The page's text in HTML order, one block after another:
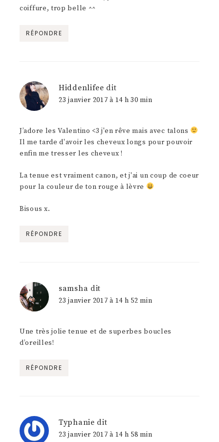
coiffure, trop belle ^^
RÉPONDRE
Hiddenlifee dit
23 janvier 2017 à 14 h 30 min
J’adore les Valentino <3 j'en rêve mais avec talons
Il me tarde d'avoir les cheveux longs pour pouvoir
enfin me tresser les cheveux !
La tenue est vraiment canon, et j'ai un coup de coeur
pour la couleur de ton rouge à lèvre
Bisous x.
RÉPONDRE
samsha dit
23 janvier 2017 à 14 h 52 min
Une très jolie tenue et de superbes boucles
d’oreilles!
RÉPONDRE
Typhanie dit
23 janvier 2017 à 14 h 58 min